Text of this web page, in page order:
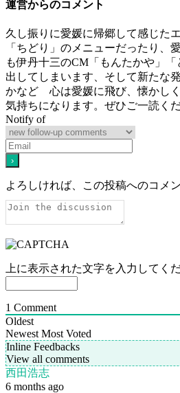
運営からのコメント
久し振りに愛媛に帰郷して感じた
「ちどり」のメニューだったり、
も伊丹十三のCM「もんたかや」
出してしまいます、そして新たな
かなど 心は愛媛に飛び、懐かし
気持ちになります。ぜひご一読くだ
Notify of
よろしければ、この投稿へのコメ
上に表示された文字を入力してくだ
1 Comment
Oldest
Newest Most Voted
Inline Feedbacks
View all comments
西田浩志
6 months ago